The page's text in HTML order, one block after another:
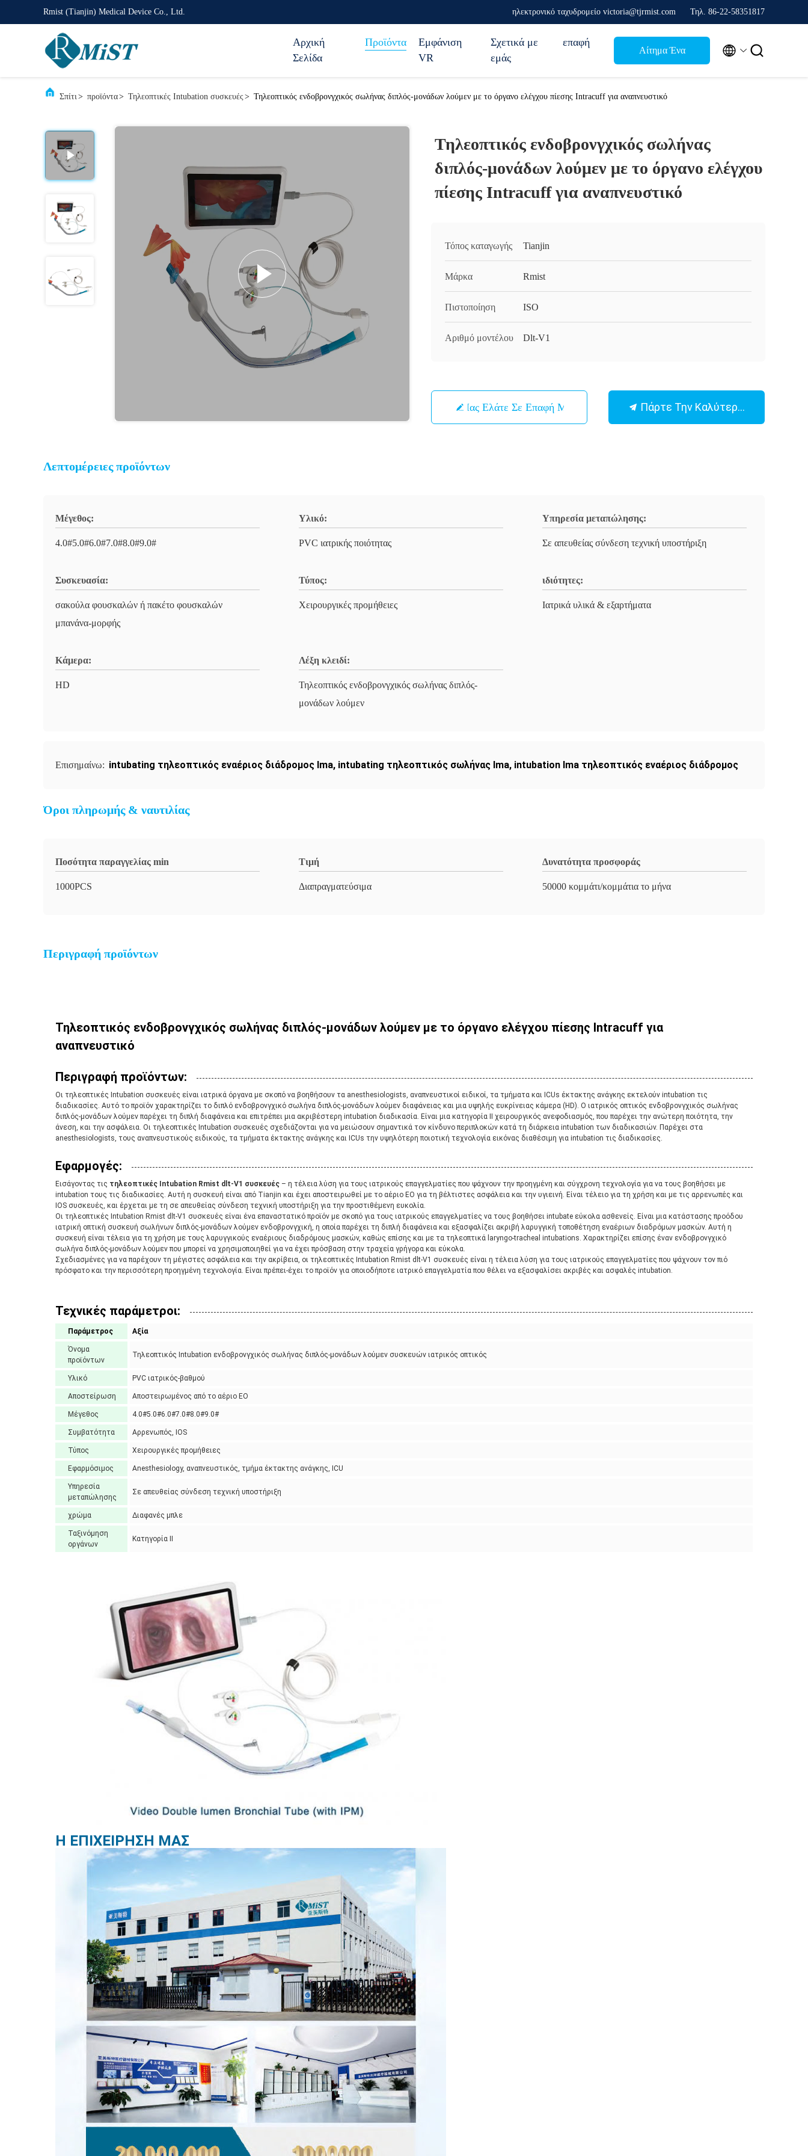
Rmist (Tianjin) Medical Device Co., Ltd. ηλεκτρονικό ταχυδρομείο victoria@tjrmist.com Τηλ. 86-22-58351817
Αρχική
Σελίδα
Προϊόντα
Εμφάνιση
VR
Σχετικά με
εμάς
επαφή
Αίτημα Ένα  
Σπίτι> προϊόντα> Τηλεοπτικές Intubation συσκευές > Τηλεοπτικός ενδοβρονγχικός σωλήνας διπλός-μονάδων λούμεν με το όργανο ελέγχου πίεσης Intracuff για αναπνευστικό
Τηλεοπτικός ενδοβρονγχικός σωλήνας
διπλός-μονάδων λούμεν με το όργανο ελέγχου
πίεσης Intracuff για αναπνευστικό
Τόπος καταγωγής Tianjin
Μάρκα Rmist
Πιστοποίηση ISO
Αριθμό μοντέλου Dlt-V1
Μας Ελάτε Σε Επαφή Με Πάρτε Την Καλύτερη Τιμή
Λεπτομέρειες προϊόντων
Μέγεθος:
4.0#5.0#6.0#7.0#8.0#9.0#
Υλικό:
PVC ιατρικής ποιότητας
Υπηρεσία μεταπώλησης:
Σε απευθείας σύνδεση τεχνική υποστήριξη
Συσκευασία:
σακούλα φουσκαλών ή πακέτο φουσκαλών
μπανάνα-μορφής
Τύπος:
Χειρουργικές προμήθειες
ιδιότητες:
Ιατρικά υλικά & εξαρτήματα
Κάμερα:
HD
Λέξη κλειδί:
Τηλεοπτικός ενδοβρονγχικός σωλήνας διπλός-
μονάδων λούμεν
Επισημαίνω: intubating τηλεοπτικός εναέριος διάδρομος lma, intubating τηλεοπτικός σωλήνας lma, intubation lma τηλεοπτικός εναέριος διάδρομος
Όροι πληρωμής & ναυτιλίας
Ποσότητα παραγγελίας min
1000PCS
Τιμή
Διαπραγματεύσιμα
Δυνατότητα προσφοράς
50000 κομμάτι/κομμάτια το μήνα
Περιγραφή προϊόντων
Τηλεοπτικός ενδοβρονγχικός σωλήνας διπλός-μονάδων λούμεν με το όργανο ελέγχου πίεσης Intracuff για
αναπνευστικό
Περιγραφή προϊόντων:
Οι τηλεοπτικές Intubation συσκευές είναι ιατρικά όργανα με σκοπό να βοηθήσουν τα anesthesiologists, αναπνευστικοί ειδικοί, τα τμήματα και ICUs έκτακτης ανάγκης εκτελούν intubation τις
διαδικασίες. Αυτό το προϊόν χαρακτηρίζει το διπλό ενδοβρονγχικό σωλήνα διπλός-μονάδων λούμεν διαφάνειας και μια υψηλής ευκρίνειας κάμερα (HD). Ο ιατρικός οπτικός ενδοβρονγχικός σωλήνας
διπλός-μονάδων λούμεν παρέχει τη διπλή διαφάνεια και επιτρέπει μια ακριβέστερη intubation διαδικασία. Είναι μια κατηγορία ΙΙ χειρουργικός ανεφοδιασμός, που παρέχει την ανώτερη ποιότητα, την
άνεση, και την ασφάλεια. Οι τηλεοπτικές Intubation συσκευές σχεδιάζονται για να μειώσουν σημαντικά τον κίνδυνο περιπλοκών κατά τη διάρκεια intubation των διαδικασιών. Παρέχει στα
anesthesiologists, τους αναπνευστικούς ειδικούς, τα τμήματα έκτακτης ανάγκης και ICUs την υψηλότερη ποιοτική τεχνολογία εικόνας διαθέσιμη για intubation τις διαδικασίες.
Εφαρμογές:
Εισάγοντας τις τηλεοπτικές Intubation Rmist dlt-V1 συσκευές – η τέλεια λύση για τους ιατρικούς επαγγελματίες που ψάχνουν την προηγμένη και σύγχρονη τεχνολογία για να τους βοηθήσει με
intubation τους τις διαδικασίες. Αυτή η συσκευή είναι από Tianjin και έχει αποστειρωθεί με το αέριο EO για τη βέλτιστες ασφάλεια και την υγιεινή. Είναι τέλειο για τη χρήση και με τις αρρενωπές και
IOS συσκευές, και έρχεται με τη σε απευθείας σύνδεση τεχνική υποστήριξη για την προστιθέμενη ευκολία.
Οι τηλεοπτικές Intubation Rmist dlt-V1 συσκευές είναι ένα επαναστατικό προϊόν με σκοπό για τους ιατρικούς επαγγελματίες να τους βοηθήσει intubate εύκολα ασθενείς. Είναι μια κατάστασης προόδου
ιατρική οπτική συσκευή σωλήνων διπλός-μονάδων λούμεν ενδοβρονγχική, η οποία παρέχει τη διπλή διαφάνεια και εξασφαλίζει ακριβή λαρυγγική τοποθέτηση εναέριων διαδρόμων μασκών. Αυτή η
συσκευή είναι τέλεια για τη χρήση με τους λαρυγγικούς εναέριους διαδρόμους μασκών, καθώς επίσης και με τα τηλεοπτικά laryngo-tracheal intubations. Χαρακτηρίζει επίσης έναν ενδοβρονγχικό
σωλήνα διπλός-μονάδων λούμεν που μπορεί να χρησιμοποιηθεί για να έχει πρόσβαση στην τραχεία γρήγορα και εύκολα.
Σχεδιασμένες για να παρέχουν τη μέγιστες ασφάλεια και την ακρίβεια, οι τηλεοπτικές Intubation Rmist dlt-V1 συσκευές είναι η τέλεια λύση για τους ιατρικούς επαγγελματίες που ψάχνουν τον πιό
πρόσφατο και την περισσότερη προηγμένη τεχνολογία. Είναι πρέπει-έχει το προϊόν για οποιοδήποτε ιατρικό επαγγελματία που θέλει να εξασφαλίσει ακριβές και ασφαλές intubation.
Τεχνικές παράμετροι:
Παράμετρος Αξία
Όνομα
προϊόντων
Τηλεοπτικός Intubation ενδοβρονγχικός σωλήνας διπλός-μονάδων λούμεν συσκευών ιατρικός οπτικός
Υλικό PVC ιατρικός-βαθμού
Αποστείρωση Αποστειρωμένος από το αέριο EO
Μέγεθος 4.0#5.0#6.0#7.0#8.0#9.0#
Συμβατότητα Αρρενωπός, IOS
Τύπος Χειρουργικές προμήθειες
Εφαρμόσιμος Anesthesiology, αναπνευστικός, τμήμα έκτακτης ανάγκης, ICU
Υπηρεσία
μεταπώλησης
Σε απευθείας σύνδεση τεχνική υποστήριξη
χρώμα Διαφανές μπλε
Ταξινόμηση
οργάνων
Κατηγορία ΙΙ
Η ΕΠΙΧΕΙΡΗΣΗ ΜΑΣ